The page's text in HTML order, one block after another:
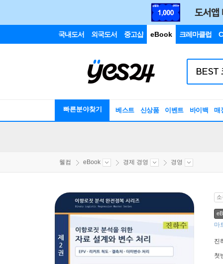
국내도서 외국도서 중고샵 eBook 크레마클럽
빠른분야찾기 베스트 신상품 이벤트 바이백 매
웰컴 eBook 경제 경영 경영
마
진
첫